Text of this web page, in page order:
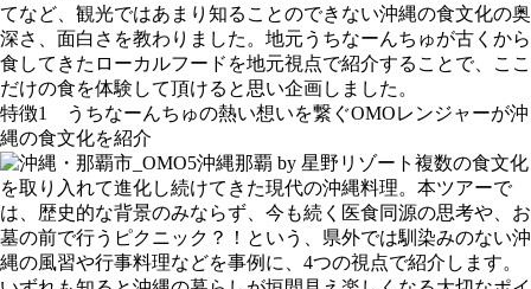
てなど、観光ではあまり知ることのできない沖縄の食文化の奥
深さ、面白さを教わりました。地元うちなーんちゅが古くから
食してきたローカルフードを地元視点で紹介することで、ここ
だけの食を体験して頂けると思い企画しました。
特徴1 うちなーんちゅの熱い想いを繋ぐOMOレンジャーが沖
縄の食文化を紹介
複数の食文化
を取り入れて進化し続けてきた現代の沖縄料理。本ツアーで
は、歴史的な背景のみならず、今も続く医食同源の思考や、お
墓の前で行うピクニック？！という、県外では馴染みのない沖
縄の風習や行事料理などを事例に、4つの視点で紹介します。